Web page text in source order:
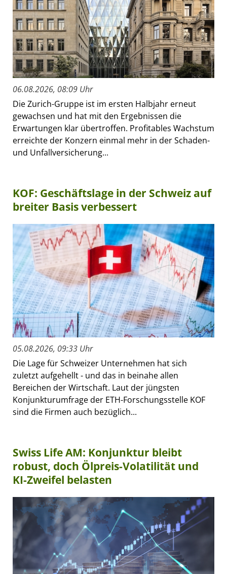
06.08.2026, 08:09 Uhr
Die Zurich-Gruppe ist im ersten Halbjahr erneut
gewachsen und hat mit den Ergebnissen die
Erwartungen klar übertroffen. Profitables Wachstum
erreichte der Konzern einmal mehr in der Schaden-
und Unfallversicherung...
KOF: Geschäftslage in der Schweiz auf
breiter Basis verbessert
05.08.2026, 09:33 Uhr
Die Lage für Schweizer Unternehmen hat sich
zuletzt aufgehellt - und das in beinahe allen
Bereichen der Wirtschaft. Laut der jüngsten
Konjunkturumfrage der ETH-Forschungsstelle KOF
sind die Firmen auch bezüglich...
Swiss Life AM: Konjunktur bleibt
robust, doch Ölpreis-Volatilität und
KI-Zweifel belasten